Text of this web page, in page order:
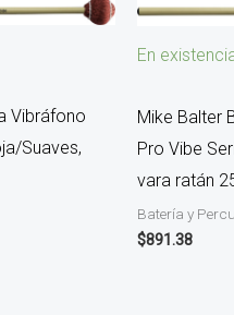
Vibráfono
Suaves,
En
Mike Balter
Pro Vibe
vara ratán
Batería y
$891.38